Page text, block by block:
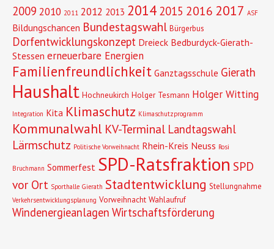
2009 2010 2011 2012 2013 2014 2015 2016 2017 ASF
Bildungschancen Bundestagswahl Bürgerbus
Dorfentwicklungskonzept Dreieck Bedburdyck-Gierath-
Stessen erneuerbare Energien
Familienfreundlichkeit Ganztagsschule Gierath
Haushalt Hochneukirch Holger Tesmann Holger Witting
Integration Kita Klimaschutz Klimaschutzprogramm
Kommunalwahl KV-Terminal Landtagswahl
Lärmschutz Politische Vorweihnacht Rhein-Kreis Neuss Rosi
Bruchmann Sommerfest SPD-Ratsfraktion SPD
vor Ort Sporthalle Gierath Stadtentwicklung Stellungnahme
Verkehrsentwicklungsplanung Vorweihnacht Wahlaufruf
Windenergieanlagen Wirtschaftsförderung